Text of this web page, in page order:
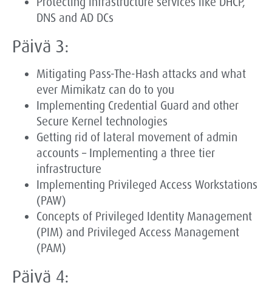
DNS and AD DCs
Päivä 3:
Mitigating Pass-The-Hash attacks and what
ever Mimikatz can do to you
Implementing Credential Guard and other
Secure Kernel technologies
Getting rid of lateral movement of admin
accounts – Implementing a three tier
infrastructure
Implementing Privileged Access Workstations
(PAW)
Concepts of Privileged Identity Management
(PIM) and Privileged Access Management
(PAM)
Päivä 4: